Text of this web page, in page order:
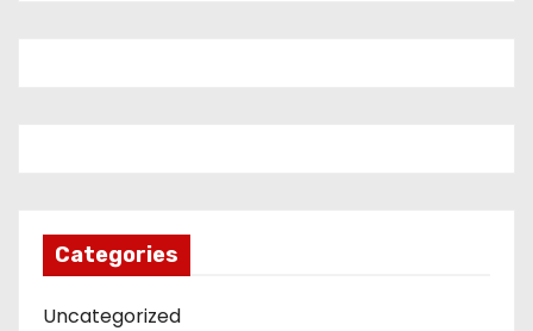
Categories
Uncategorized